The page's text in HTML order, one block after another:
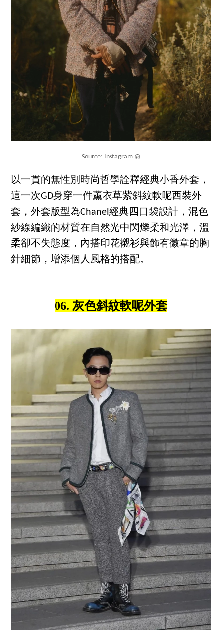
Source: Instagram @
以一貫的無性別時尚哲學詮釋經典小香外套，
這一次GD身穿一件薰衣草紫斜紋軟呢西裝外
套，外套版型為Chanel經典四口袋設計，混色
紗線編織的材質在自然光中閃爍柔和光澤，溫
柔卻不失態度，內搭印花襯衫與飾有徽章的胸
針細節，增添個人風格的搭配。
06. 灰色斜紋軟呢外套